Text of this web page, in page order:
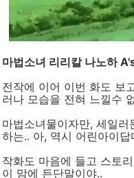
마법소녀 리리칼 나노하
전작에 이어 이번 화도 보
러나 모습을 전혀 느낄수
마법소녀물이자만, 세일
하는.. 아, 역시 어린아이
작화도 마음에 들고 스토
이 맘에 든단말이야..